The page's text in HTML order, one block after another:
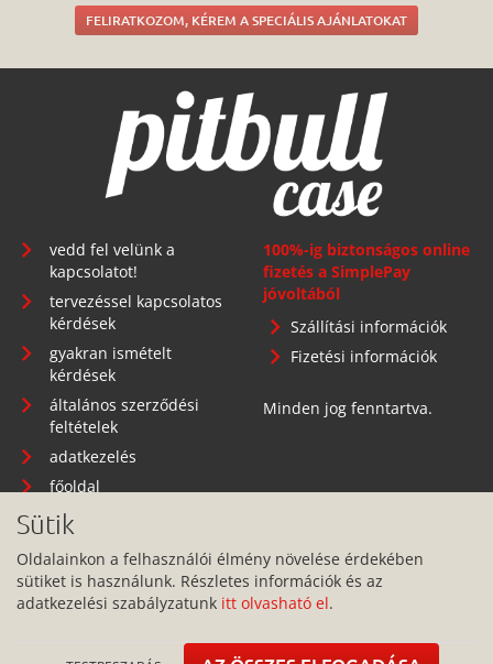
FELIRATKOZOM, KÉREM A SPECIÁLIS AJÁNLATOKAT
vedd fel velünk a
kapcsolatot!
tervezéssel kapcsolatos
kérdések
gyakran ismételt
kérdések
általános szerződési
feltételek
adatkezelés
főoldal
100%-ig biztonságos online
fizetés a SimplePay
jóvoltából
Szállítási információk
Fizetési információk
Minden jog fenntartva.
Telephely: 1134 Budapest, Angyalföldi út 25.
info@pitbullcase.hu
+36706364305
Sütik
Oldalainkon a felhasználói élmény növelése érdekében
sütiket is használunk. Részletes információk és az
adatkezelési szabályzatunk itt olvasható el.